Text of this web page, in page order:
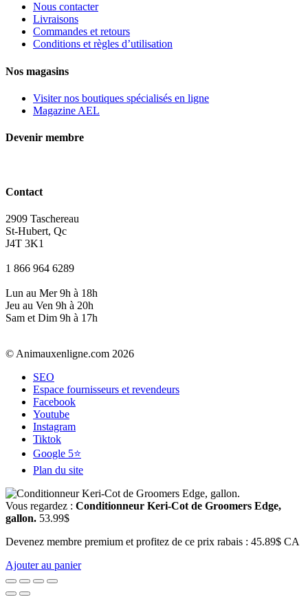
Nous contacter
Livraisons
Commandes et retours
Conditions et règles d’utilisation
Nos magasins
Visiter nos boutiques spécialisés en ligne
Magazine AEL
Devenir membre
Contact
2909 Taschereau
St-Hubert, Qc
J4T 3K1
1 866 964 6289
Lun au Mer 9h à 18h
Jeu au Ven 9h à 20h
Sam et Dim 9h à 17h
© Animauxenligne.com 2026
SEO
Espace fournisseurs et revendeurs
Facebook
Youtube
Instagram
Tiktok
Google 5⭐
Plan du site
Vous regardez : Conditionneur Keri-Cot de Groomers Edge,
gallon. 53.99$
Devenez membre premium et profitez de ce prix rabais : 45.89$ CA
Ajouter au panier